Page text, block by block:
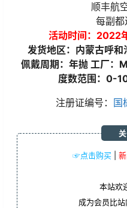
顺丰航
每副
活动时间：2022
发货地区：内蒙古呼
佩戴周期：年抛 工厂：
度数范围：0-
注册证编号：
国
☞点击购买
本站欢
成为会员比站